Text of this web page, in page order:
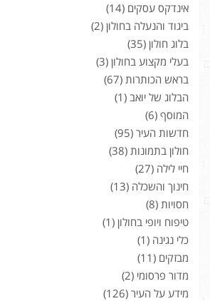
אינדקס עסקים (14)
ביגוד והנעלה בחולון (2)
בלוג חולון (35)
בעלי מקצוע בחולון (3)
בראש הכותרות (67)
הבלוג של יואב (1)
המוסף (6)
חדשות העיר (95)
חולון בתמונות (38)
חיי לילה (27)
חינוך והשכלה (13)
חסויות (8)
טיפוח ויופי בחולון (1)
כלי נגינה (1)
מבזקים (11)
מדור פרסומי (2)
מידע על העיר (126)